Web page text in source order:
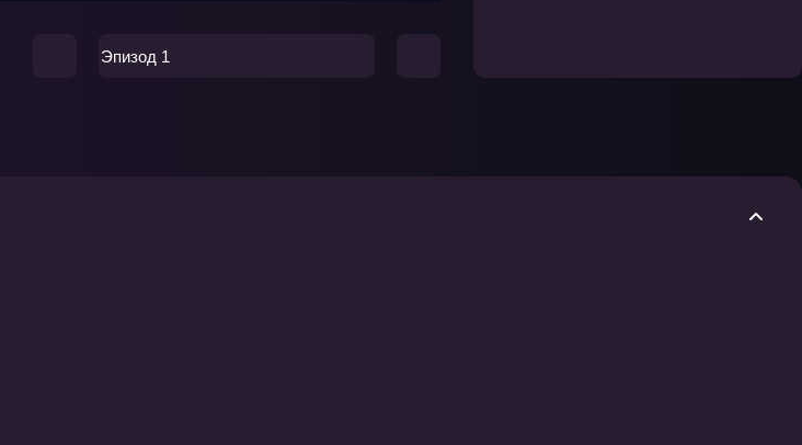
Эпизод 1